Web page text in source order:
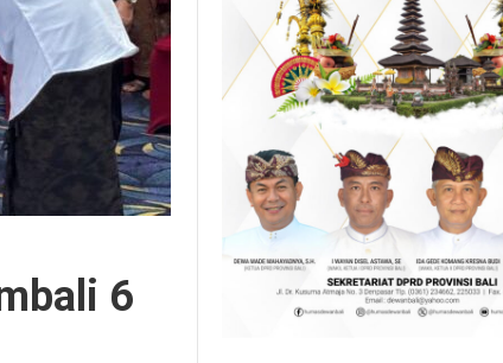
6